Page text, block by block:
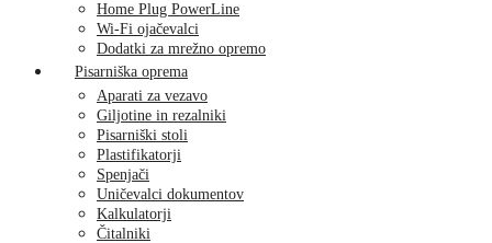
Home Plug PowerLine
Wi-Fi ojačevalci
Dodatki za mrežno opremo
Pisarniška oprema
Aparati za vezavo
Giljotine in rezalniki
Pisarniški stoli
Plastifikatorji
Spenjači
Uničevalci dokumentov
Kalkulatorji
Čitalniki